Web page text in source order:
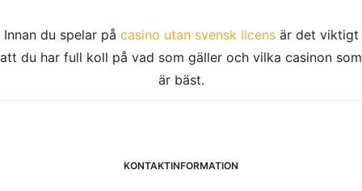
Innan du spelar på casino utan svensk licensär det viktigt
att du har full koll på vad som gäller och vilka casinon som
är bäst.
KONTAKTINFORMATION